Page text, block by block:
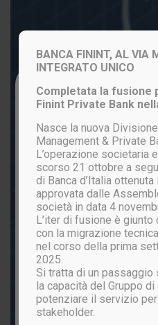
Login to
Password persa?
Non sei ancora
BANCA FININT, AL VIA
INTEGRATO UNICO
Completata la fusione
Finint Private Bank
Nasce la nuova
Management & Private
L’operazione societaria
scorso 21 ottobre a
di Banca d’Italia
approvata dalle
società in data 4
L’iter di fusione è giunto
con la migrazione
nel corso della prima
2025.
Si tratta di un
la capacità del Gruppo
potenziare il servizio
stakeholder.